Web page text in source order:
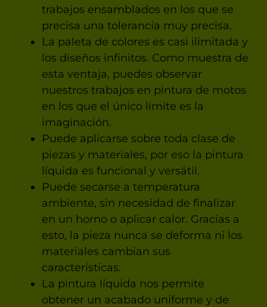
trabajos ensamblados en los que se
precisa una tolerancia muy precisa.
La paleta de colores es casi ilimitada y
los diseños infinitos. Como muestra de
esta ventaja, puedes observar
nuestros trabajos en pintura de motos
en los que el único límite es la
imaginación.
Puede aplicarse sobre toda clase de
piezas y materiales, por eso la pintura
líquida es funcional y versátil.
Puede secarse a temperatura
ambiente, sin necesidad de finalizar
en un horno o aplicar calor. Gracias a
esto, la pieza nunca se deforma ni los
materiales cambian sus
características.
La pintura líquida nos permite
obtener un acabado uniforme y de